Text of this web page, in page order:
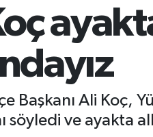
Başkanı Ali Koç,
söyledi ve ayakta